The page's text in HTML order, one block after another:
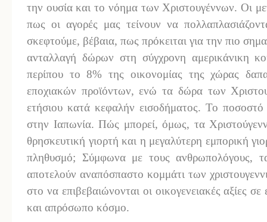
την ουσία και το νόημα των Χριστουγέννων. Οι
πως οι αγορές μας τείνουν να
σκεφτούμε, βέβαια, πως πρόκειται για την πιο
ανταλλαγή δώρων στη σύγχρονη αμερικάνικη
περίπου το 8% της οικονομίας της χώρας
εποχιακών προϊόντων, ενώ τα δώρα των
ετήσιου κατά κεφαλήν εισοδήματος. Το ποσοστό
στην Ιαπωνία. Πώς μπορεί, όμως, τα
θρησκευτική γιορτή και η μεγαλύτερη εμπορική
πληθυσμό; Σύμφωνα με τους ανθρωπολόγους,
αποτελούν αναπόσπαστο κομμάτι των
στο να επιβεβαιώνονται οι οικογενειακές αξίες
και απρόσωπο κόσμο.